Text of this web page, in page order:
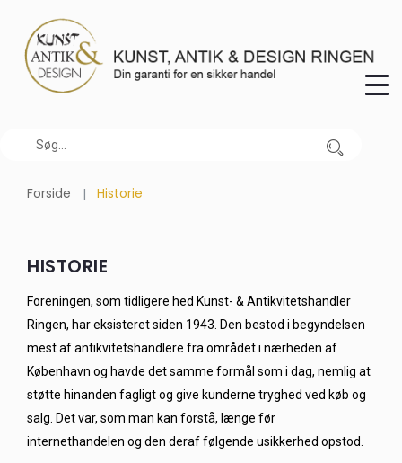
Forside Historie
HISTORIE
Foreningen, som tidligere hed Kunst- & Antikvitetshandler
Ringen, har eksisteret siden 1943. Den bestod i begyndelsen
mest af antikvitetshandlere fra området i nærheden af
København og havde det samme formål som i dag, nemlig at
støtte hinanden fagligt og give kunderne tryghed ved køb og
salg. Det var, som man kan forstå, længe før
internethandelen og den deraf følgende usikkerhed opstod.